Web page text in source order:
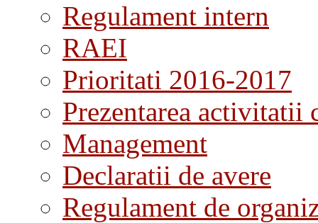
Regulament intern
RAEI
Prioritati 2016-2017
Prezentarea activitatii
Management
Declaratii de avere
Regulament de